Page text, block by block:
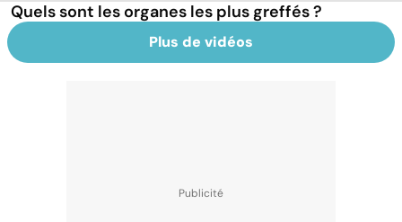
Quels sont les organes les plus greffés ?
Plus de vidéos